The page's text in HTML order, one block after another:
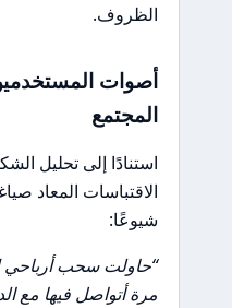
الظروف.
أصوات
المجتمع
استنادًا إلى تحليل
الاقتباسات المعاد
شيوعًا:
“حاولت سحب
مرة أتواصل فيها مع